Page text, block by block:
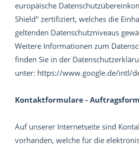
europäische
Shield" zertifiziert, welches die
geltenden Datenschutzniveaus
Weitere Informationen zum
finden Sie in der
unter: https://www.google.de/intl/
Kontaktformulare -
Auf unserer Internetseite sind
vorhanden, welche für die